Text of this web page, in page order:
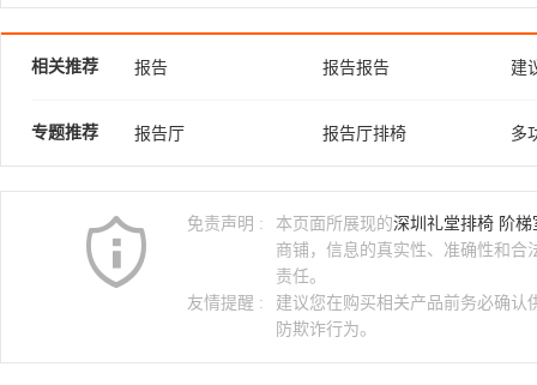
相关推荐 报告 报告报告 建
专题推荐 报告厅 报告厅排椅 多
报告厅幕布 报告厅礼堂
免责声明 : 本页面所展现的深圳礼堂排椅 阶
商铺，信息的真实性、准确性和合
责任。
友情提醒 :
建议您在购买相关产品前务必确认
防欺诈行为。